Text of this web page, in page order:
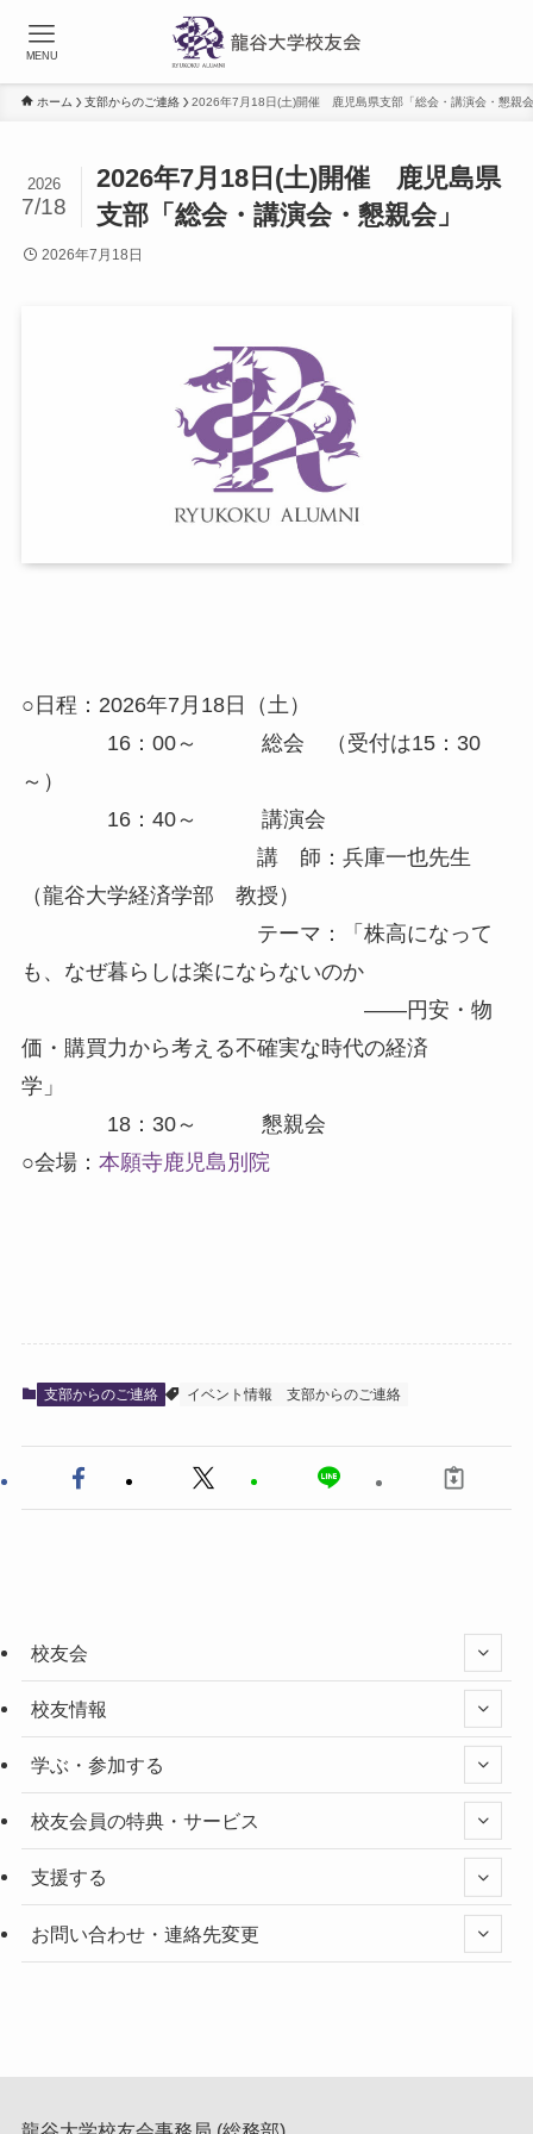
MENU
ホーム 支部からのご連絡 2026年7月18日(土)開催 鹿児島県支部「総会・講演会・懇親
2026年7月18日(土)開催 鹿児島県
支部「総会・講演会・懇親会」
2026
7/18
2026年7月18日
○日程：2026年7月18日（土）
16：00～ 総会 （受付は15：30
～）
16：40～ 講演会
講 師：兵庫一也先生
（龍谷大学経済学部 教授）
テーマ：「株高になって
も、なぜ暮らしは楽にならないのか
――円安・物
価・購買力から考える不確実な時代の経済
学」
18：30～ 懇親会
○会場： 本願寺鹿児島別院
支部からのご連絡 イベント情報 支部からのご連絡
校友会
校友情報
学ぶ・参加する
校友会員の特典・サービス
支援する
お問い合わせ・連絡先変更